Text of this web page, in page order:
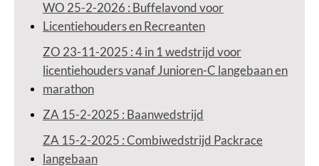
WO 25-2-2026 : Buffelavond voor
Licentiehouders en Recreanten
ZO 23-11-2025 : 4 in 1 wedstrijd voor
licentiehouders vanaf Junioren-C langebaan en
marathon
ZA 15-2-2025 : Baanwedstrijd
ZA 15-2-2025 : Combiwedstrijd Packrace
langebaan